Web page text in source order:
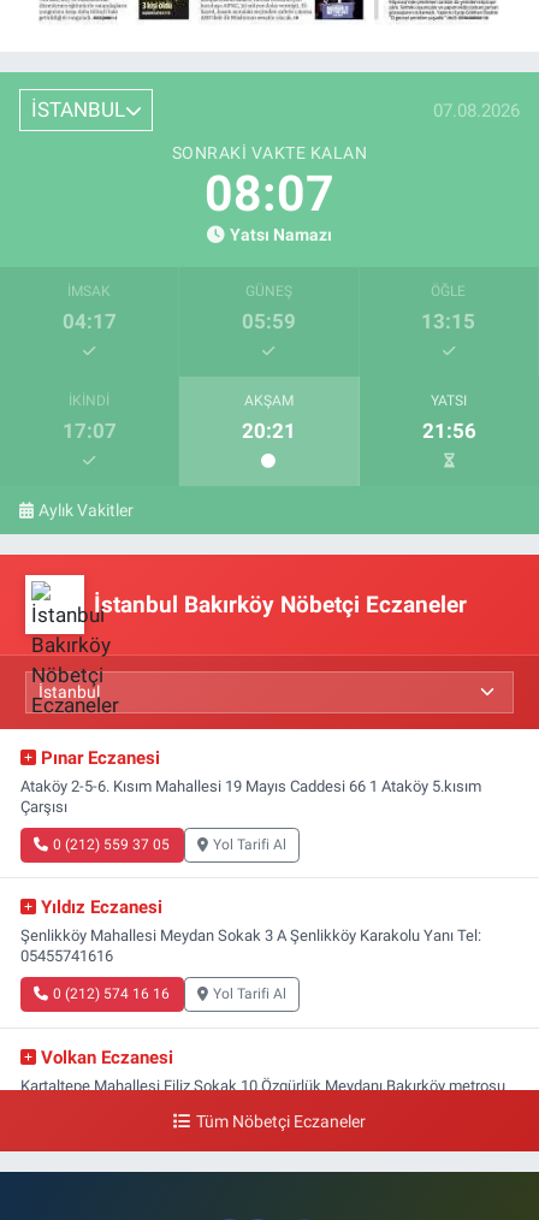
İSTANBUL 07.08.2026
SONRAKI VAKTE KALAN
08:06
Yatsı Namazı
İMSAK
04:17
GÜNEŞ
05:59
ÖĞLE
13:15
İKINDI
17:07
AKŞAM
20:21
YATSI
21:56
Aylık Vakitler
İstanbul Bakırköy Nöbetçi Eczaneler
Pınar Eczanesi
Ataköy 2-5-6. Kısım Mahallesi 19 Mayıs Caddesi 66 1 Ataköy 5.kısım
Çarşısı
0 (212) 559 37 05 Yol Tarifi Al
Yıldız Eczanesi
Şenlikköy Mahallesi Meydan Sokak 3 A Şenlikköy Karakolu Yanı Tel:
05455741616
0 (212) 574 16 16 Yol Tarifi Al
Volkan Eczanesi
Kartaltepe Mahallesi Filiz Sokak 10 Özgürlük Meydanı,Bakırköy metrosu
Tüm Nöbetçi Eczaneler